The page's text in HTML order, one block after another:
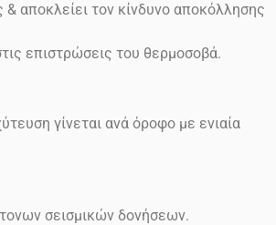
αποκλείει τον κίνδυνο αποκόλλησης
επιστρώσεις του θερμοσοβά.
γίνεται ανά όροφο με ενιαία
σεισμικών δονήσεων.